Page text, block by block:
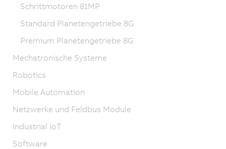
Schrittmotoren 81MP
Standard Planetengetriebe 8G
Premium Planetengetriebe 8G
Mechatronische Systeme
Robotics
Mobile Automation
Netzwerke und Feldbus Module
Industrial IoT
Software